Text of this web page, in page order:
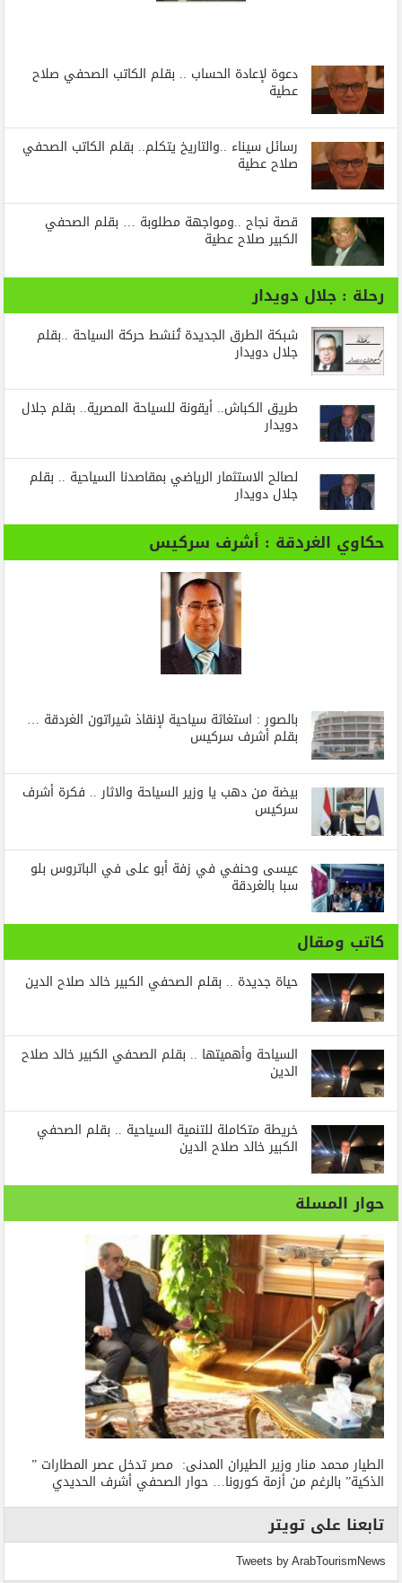
دعوة لإعادة الحساب .. بقلم الكاتب الصحفي صلاح
عطية
رسائل‭ ‬سيناء‭.. ‬والتاريخ‭ ‬يتكلم.. بقلم الكاتب الصحفي
صلاح عطية
قصة نجاح ..ومواجهة مطلوبة … بقلم الصحفي
الكبير صلاح عطية
رحلة : جلال دويدار
شبكة الطرق الجديدة تُنشط حركة السياحة ..بقلم
جلال دويدار
طريق الكباش.. أيقونة للسياحة المصرية.. بقلم جلال
دويدار
لصالح الاستثمار الرياضي بمقاصدنا السياحية .. بقلم
جلال دويدار
حكاوي الغردقة : أشرف سركيس
بالصور : استغاثة سياحية لإنقاذ شيراتون الغردقة …
بقلم أشرف سركيس
بيضة من دهب يا وزير السياحة والاثار .. فكرة أشرف
سركيس
عيسى وحنفي في زفة أبو على في الباتروس بلو
سبا بالغردقة
كاتب ومقال
حياة جديدة .. بقلم الصحفي الكبير خالد صلاح الدين
السياحة وأهميتها .. بقلم الصحفي الكبير خالد صلاح
الدين
خريطة متكاملة للتنمية السياحية .. بقلم الصحفي
الكبير خالد صلاح الدين
حوار المسلة
الطيار محمد منار وزير الطيران المدنى: مصر تدخل عصر المطارات ”
الذكية” بالرغم من أزمة كورونا… حوار الصحفي أشرف الحديدي
تابعنا على تويتر
Tweets by ArabTourismNews